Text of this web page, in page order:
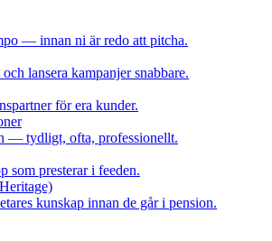
— innan ni är redo att pitcha.
lansera kampanjer snabbare.
för era kunder.
— tydligt, ofta, professionellt.
som presterar i feeden.
kunskap innan de går i pension.